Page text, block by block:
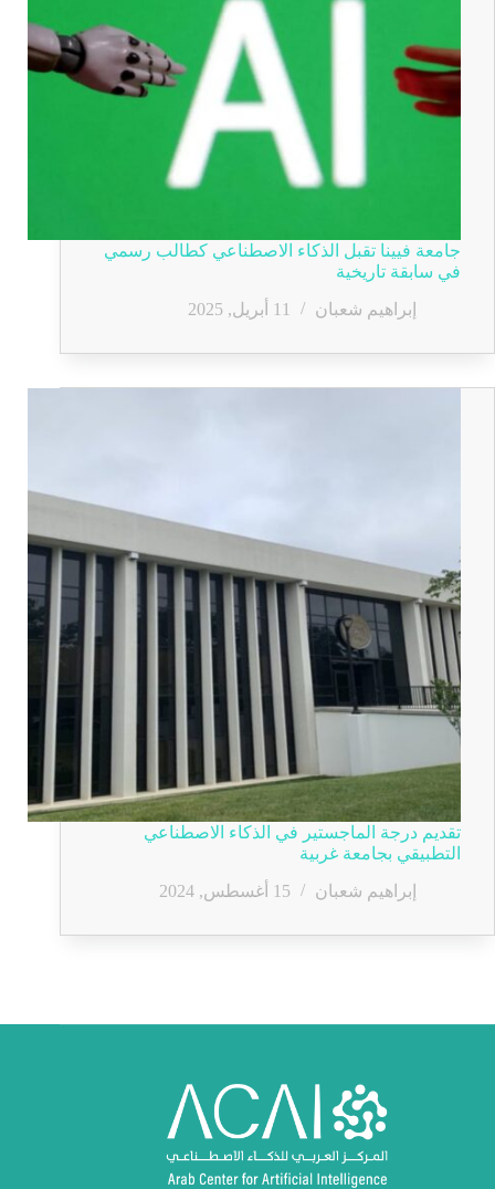
جامعة فيينا تقبل الذكاء الاصطناعي كطالب رسمي
في سابقة تاريخية
إبراهيم شعبان
11 أبريل, 2025
تقديم درجة الماجستير في الذكاء الاصطناعي
التطبيقي بجامعة غربية
إبراهيم شعبان
15 أغسطس, 2024